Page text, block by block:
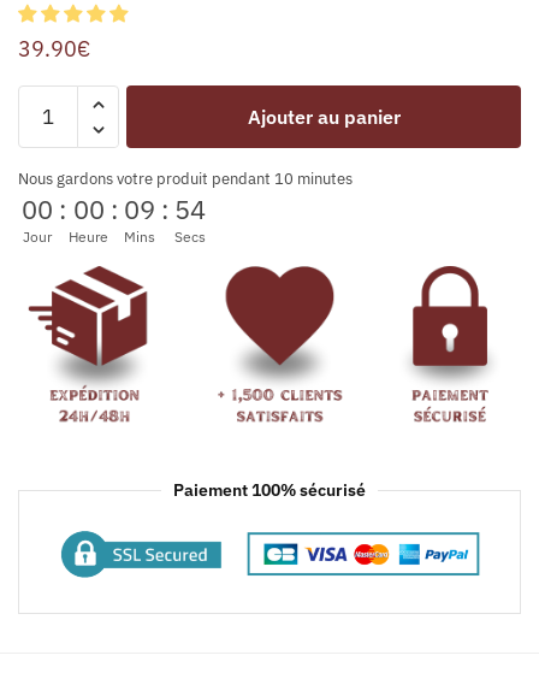
39.90€
Ajouter au panier
Nous gardons votre produit pendant 10 minutes
00
Jour
: 00
Heure
: 09
Mins
: 54
Secs
Paiement 100% sécurisé